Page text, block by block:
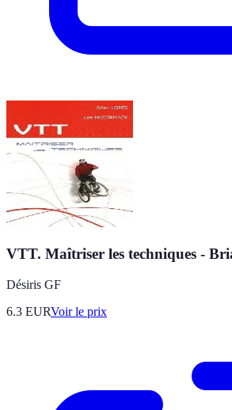
VTT. Maîtriser les techniques -
Désiris GF
6.3 EURVoir le prix